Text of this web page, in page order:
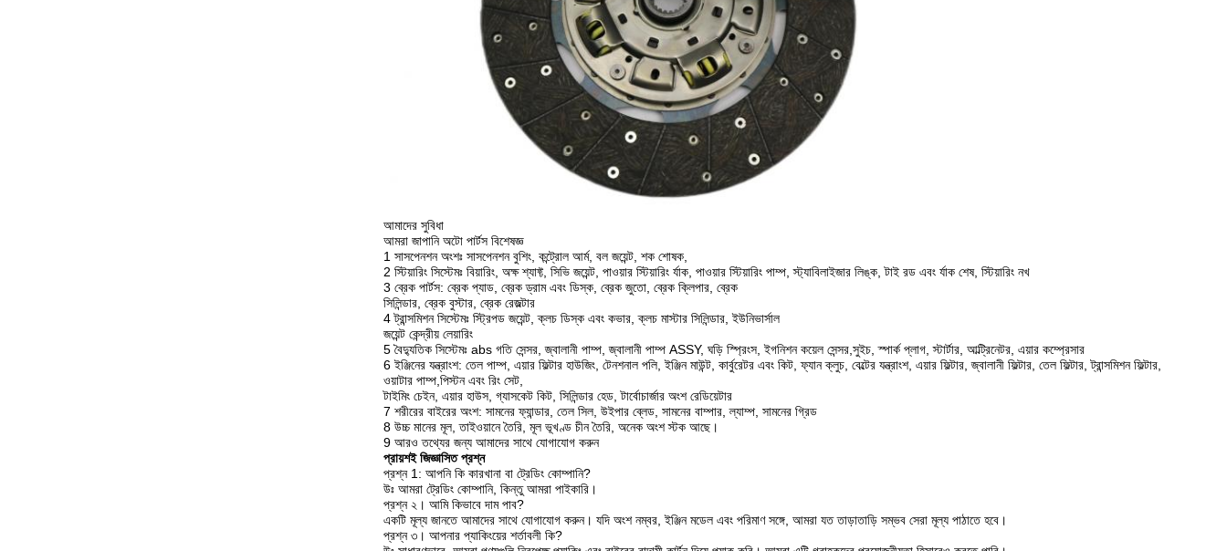
আমাদের সুবিধা
আমরা জাপানি অটো পার্টস বিশেষজ্ঞ
1 সাসপেনশন অংশঃ সাসপেনশন বুশিং, কন্ট্রোল আর্ম, বল জয়েন্ট, শক শোষক,
2 স্টিয়ারিং সিস্টেমঃ বিয়ারিং, অক্ষ শ্যাফ্ট, সিভি জয়েন্ট, পাওয়ার স্টিয়ারিং র্যাক, পাওয়ার স্টিয়ারিং পাম্প, স্ট্যাবিলাইজার লিঙ্ক, টাই রড এবং র্যাক শেষ, স্টিয়ারিং নখ
3 ব্রেক পার্টস: ব্রেক প্যাড, ব্রেক ড্রাম এবং ডিস্ক, ব্রেক জুতো, ব্রেক ক্লিপার, ব্রেক
সিলিন্ডার, ব্রেক বুস্টার, ব্রেক রেজল্টার
4 ট্রান্সমিশন সিস্টেমঃ স্ট্রিপড জয়েন্ট, ক্লচ ডিস্ক এবং কভার, ক্লচ মাস্টার সিলিন্ডার, ইউনিভার্সাল
জয়েন্ট কেন্দ্রীয় লেয়ারিং
5 বৈদ্যুতিক সিস্টেমঃ abs গতি সেন্সর, জ্বালানী পাম্প, জ্বালানী পাম্প ASSY, ঘড়ি স্প্রিংস, ইগনিশন কয়েল সেন্সর,সুইচ, স্পার্ক প্লাগ, স্টার্টার, আল্ট্রিনেটর, এয়ার কম্প্রেসার
6 ইঞ্জিনের যন্ত্রাংশ: তেল পাম্প, এয়ার ফিল্টার হাউজিং, টেনশনাল পলি, ইঞ্জিন মাউন্ট, কার্বুরেটর এবং কিট, ফ্যান ক্লুচ, বেল্টের যন্ত্রাংশ, এয়ার ফিল্টার, জ্বালানী ফিল্টার, তেল ফিল্টার, ট্রান্সমিশন ফিল্টার,
ওয়াটার পাম্প,পিস্টন এবং রিং সেট,
টাইমিং চেইন, এয়ার হাউস, গ্যাসকেট কিট, সিলিন্ডার হেড, টার্বোচার্জার অংশ রেডিয়েটার
7 শরীরের বাইরের অংশ: সামনের ফ্যান্ডার, তেল সিল, উইপার ব্লেড, সামনের বাম্পার, ল্যাম্প, সামনের গ্রিড
8 উচ্চ মানের মূল, তাইওয়ানে তৈরি, মূল ভূখণ্ড চীন তৈরি, অনেক অংশ স্টক আছে।
9 আরও তথ্যের জন্য আমাদের সাথে যোগাযোগ করুন
প্রায়শই জিজ্ঞাসিত প্রশ্ন
প্রশ্ন 1: আপনি কি কারখানা বা ট্রেডিং কোম্পানি?
উঃ আমরা ট্রেডিং কোম্পানি, কিন্তু আমরা পাইকারি।
প্রশ্ন ২। আমি কিভাবে দাম পাব?
একটি মূল্য জানতে আমাদের সাথে যোগাযোগ করুন। যদি অংশ নম্বর, ইঞ্জিন মডেল এবং পরিমাণ সঙ্গে, আমরা যত তাড়াতাড়ি সম্ভব সেরা মূল্য পাঠাতে হবে।
প্রশ্ন ৩। আপনার প্যাকিংয়ের শর্তাবলী কি?